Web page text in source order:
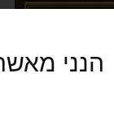
הנני